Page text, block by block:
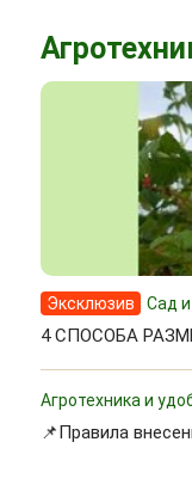
Эксклюзив Сад
4 СПОСОБА
Агротехника и
📌Правила